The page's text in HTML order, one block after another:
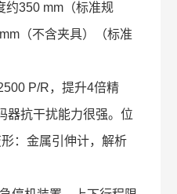
350 mm（标准规
（不含夹具）（标准
P/R，提升4倍精
器抗干扰能力很强。位
：金属引伸计，解析